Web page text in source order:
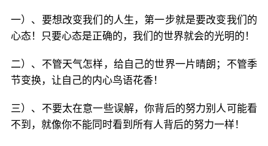
一）、要想改变我们的人生，第一步就是要改变我们的
心态！只要心态是正确的，我们的世界就会的光明的！
二）、不管天气怎样，给自己的世界一片晴朗；不管季
节变换，让自己的内心鸟语花香！
三）、不要太在意一些误解，你背后的努力别人可能看
不到，就像你不能同时看到所有人背后的努力一样！